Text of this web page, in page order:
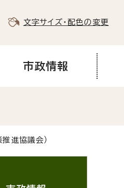
文字サイズ・配色の変更
市政情報
進協議会）